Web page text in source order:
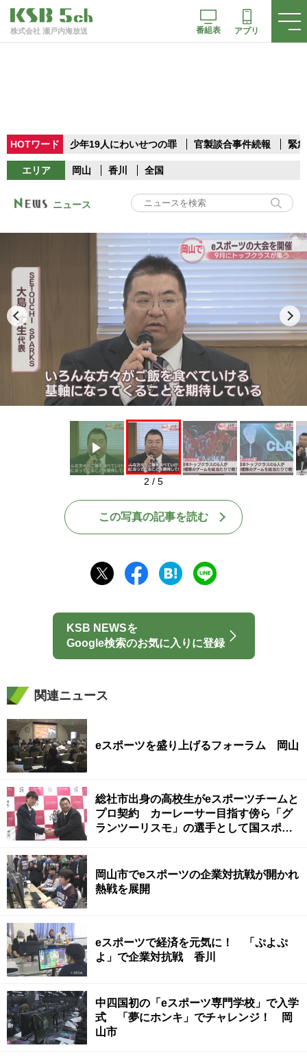
株式会社 瀬戸内海放送 番組表 アプリ
HOTワード 少年19人にわいせつの罪 官製談合事件続報 緊
エリア 岡山 香川 全国
ニュース
Play
2 / 5
この写真の記事を読む
KSB NEWSを
Google検索のお気に入りに登録
関連ニュース
eスポーツを盛り上げるフォーラム 岡山
総社市出身の高校生がeスポーツチームと
プロ契約 カーレーサー目指す傍ら「グ
ランツーリスモ」の選手として国スポ出
岡山市でeスポーツの企業対抗戦が開かれ
熱戦を展開
eスポーツで経済を元気に！ 「ぷよぷ
よ」で企業対抗戦 香川
中四国初の「eスポーツ専門学校」で入学
式 「夢にホンキ」でチャレンジ！ 岡
山市